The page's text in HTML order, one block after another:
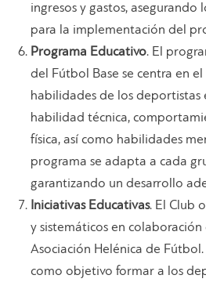
ingresos y gastos, asegurando
para la implementación del
Programa Educativo. El
del Fútbol Base se centra en
habilidades de los deportistas
habilidad técnica,
física, así como habilidades
programa se adapta a cada
garantizando un desarrollo
Iniciativas Educativas. El Club
y sistemáticos en colaboración
Asociación Helénica de Fútbol.
como objetivo formar a los